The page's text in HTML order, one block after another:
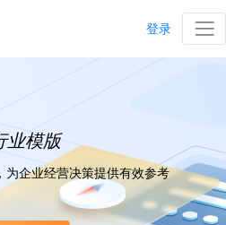
登录
业模版
为企业经营决策提供有效参考